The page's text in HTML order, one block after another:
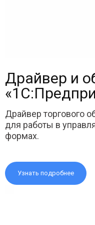
Драйвер и
Драйвер торгового
для работы в
формах.
Узнать подробнее